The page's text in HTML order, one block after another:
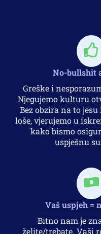
No-bullshit
Greške i
Njegujemo kulturu
Bez obzira na to
loše, vjerujemo u
kako bismo
uspješnu
Vaš uspjeh =
Bitno nam je
želite/trebate. Vaši